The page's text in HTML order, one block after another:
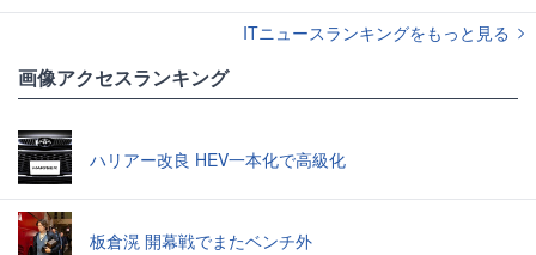
ITニュースランキングをもっと見る
画像アクセスランキング
ハリアー改良 HEV一本化で高級化
板倉滉 開幕戦でまたベンチ外